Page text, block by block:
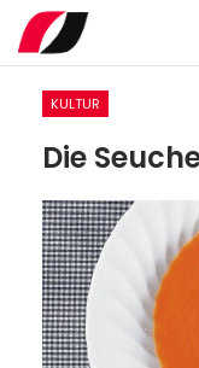
KULTUR
Die